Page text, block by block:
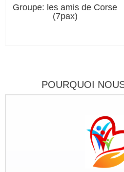
Groupe: les amis de Corse
(7pax)
POURQUOI